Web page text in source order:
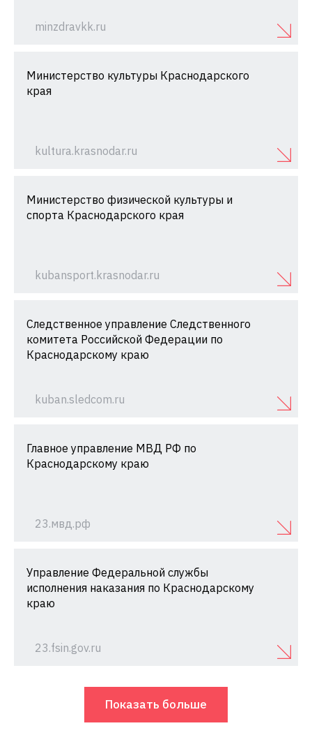
minzdravkk.ru
Министерство культуры Краснодарского
края
kultura.krasnodar.ru
Министерство физической культуры и
спорта Краснодарского края
kubansport.krasnodar.ru
Следственное управление Следственного
комитета Российской Федерации по
Краснодарскому краю
kuban.sledcom.ru
Главное управление МВД РФ по
Краснодарскому краю
23.мвд.рф
Управление Федеральной службы
исполнения наказания по Краснодарскому
краю
23.fsin.gov.ru
Показать больше